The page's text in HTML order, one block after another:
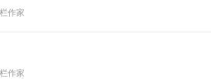
作家
作家